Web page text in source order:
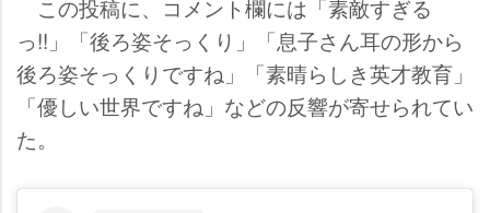
この投稿に、コメント欄には「素敵すぎる
っ!!」「後ろ姿そっくり」「息子さん耳の形から
後ろ姿そっくりですね」「素晴らしき英才教育」
「優しい世界ですね」などの反響が寄せられてい
た。